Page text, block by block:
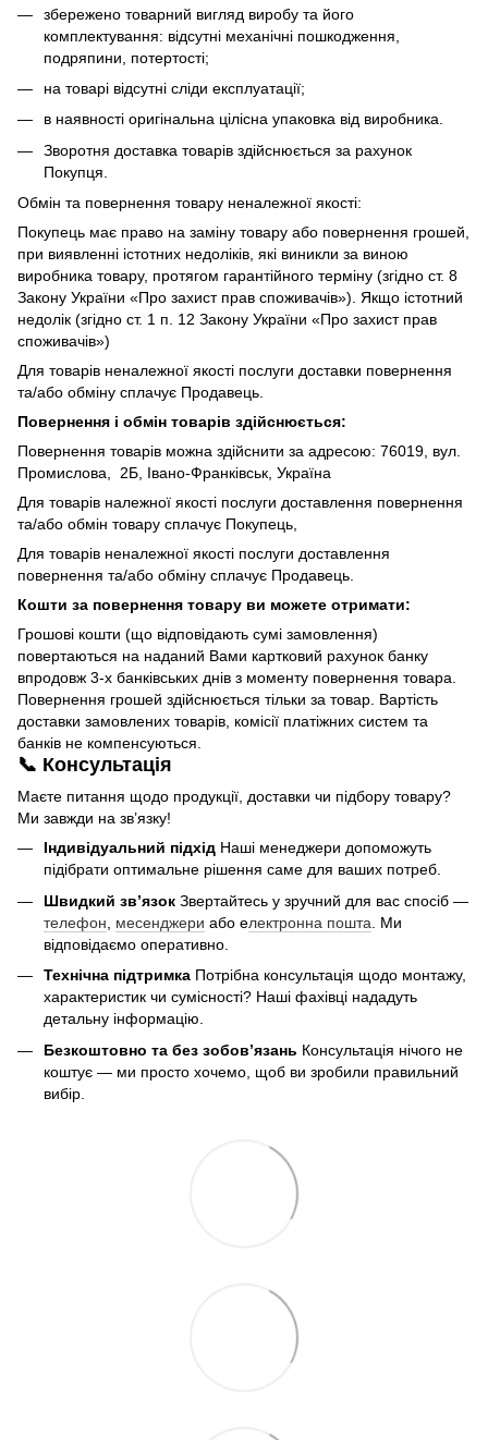
збережено товарний вигляд виробу та його
комплектування: відсутні механічні пошкодження,
подряпини, потертості;
на товарі відсутні сліди експлуатації;
в наявності оригінальна цілісна упаковка від виробника.
Зворотня доставка товарів здійснюється за рахунок
Покупця.
Обмін та повернення товару неналежної якості:
Покупець має право на заміну товару або повернення грошей,
при виявленні істотних недоліків, які виникли за виною
виробника товару, протягом гарантійного терміну (згідно ст. 8
Закону України «Про захист прав споживачів»). Якщо істотний
недолік (згідно ст. 1 п. 12 Закону України «Про захист прав
споживачів»)
Для товарів неналежної якості послуги доставки повернення
та/або обміну сплачує Продавець.
Повернення і обмін товарів здійснюється:
Повернення товарів можна здійснити за адресою: 76019, вул.
Промислова, 2Б, Івано-Франківськ, Україна
Для товарів належної якості послуги доставлення повернення
та/або обмін товару сплачує Покупець,
Для товарів неналежної якості послуги доставлення
повернення та/або обміну сплачує Продавець.
Кошти за повернення товару ви можете отримати:
Грошові кошти (що відповідають сумі замовлення)
повертаються на наданий Вами картковий рахунок банку
впродовж 3-х банківських днів з моменту повернення товара.
Повернення грошей здійснюється тільки за товар. Вартість
доставки замовлених товарів, комісії платіжних систем та
банків не компенсуються.
📞 Консультація
Маєте питання щодо продукції, доставки чи підбору товару?
Ми завжди на зв’язку!
Індивідуальний підхід Наші менеджери допоможуть
підібрати оптимальне рішення саме для ваших потреб.
Швидкий зв’язок Звертайтесь у зручний для вас спосіб —
телефон
месенджери або електронна пошта . Ми
відповідаємо оперативно.
Технічна підтримка Потрібна консультація щодо монтажу,
характеристик чи сумісності? Наші фахівці нададуть
детальну інформацію.
Безкоштовно та без зобов’язань Консультація нічого не
коштує — ми просто хочемо, щоб ви зробили правильний
вибір.